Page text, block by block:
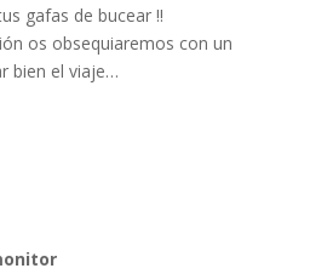
gafas de bucear !!
os obsequiaremos con un
bien el viaje…